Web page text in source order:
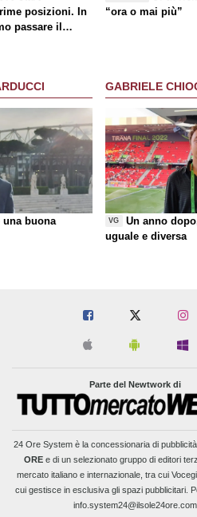
posizioni. In
passare il
“ora o mai più”
una buona
GABRIELE
VG
Un anno
uguale e diversa
Parte del Newtwork di
24 Ore Systemè la concessionaria di pubblicità
OREe di un selezionato gruppo di editori
mercato italiano e internazionale, tra cui
cui gestisce in esclusiva gli spazi pubblicitari.
info.system24@ilsole24ore.com